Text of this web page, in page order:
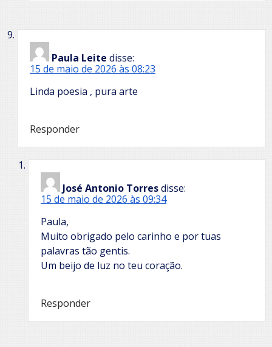
Paula Leite disse:
15 de maio de 2026 às 08:23
Linda poesia , pura arte
Responder
José Antonio Torresdisse:
15 de maio de 2026 às 09:34
Paula,
Muito obrigado pelo carinho e por tuas
palavras tão gentis.
Um beijo de luz no teu coração.
Responder